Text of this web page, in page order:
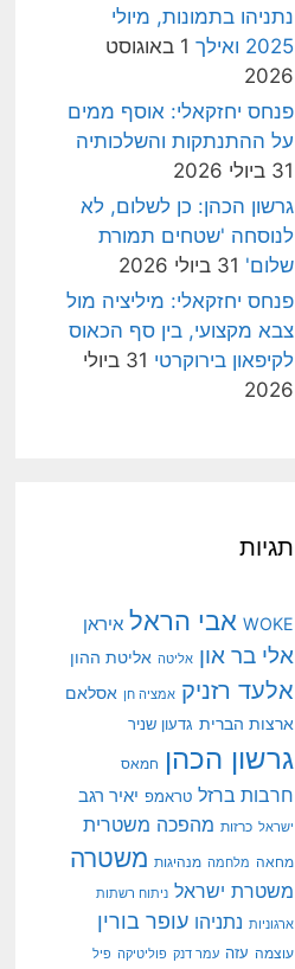
נתניהו בתמונות, מיולי
2025 ואילך
1 באוגוסט
2026
פנחס יחזקאלי: אוסף ממים
על ההתנתקות והשלכותיה
31 ביולי 2026
גרשון הכהן: כן לשלום, לא
לנוסחה 'שטחים תמורת
שלום' 31 ביולי 2026
פנחס יחזקאלי: מיליציה מול
צבא מקצועי, בין סף הכאוס
לקיפאון בירוקרטי
31 ביולי
2026
תגיות
WOKE אבי הראל איראן
אלי בר און אליטה אליטת ההון
אלעד רזניק אמציה חן אסלאם
ארצות הברית גדעון שניר
גרשון הכהן חמאס
חרבות ברזל טראמפ יאיר רגב
ישראל כרזות מהפכה משטרית
מחאה מלחמה מנהיגות משטרה
משטרת ישראל ניתוח רשתות
ארגוניות נתניהו עופר בורין
עוצמה עזה עמר דנק פוליטיקה פיל